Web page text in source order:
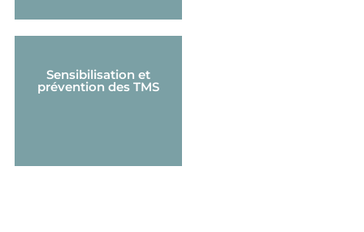
Sensibilisation et
prévention des TMS